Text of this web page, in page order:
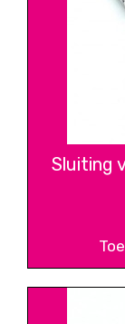
Sluiting